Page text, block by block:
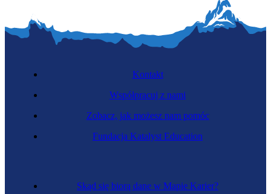
Zarządca budynków biurowych
Skąd się biorą dane w Mapie Karier?
Kontakt
Współpracuj z nami
Zobacz, jak możesz nam pomóc
Fundacja Katalyst Education